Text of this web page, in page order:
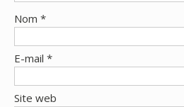
Nom *
E-mail *
Site web